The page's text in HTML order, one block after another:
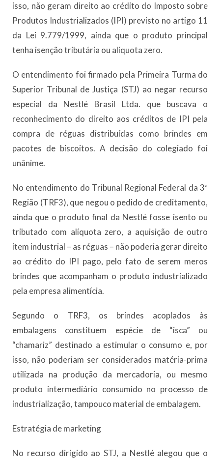
isso, não geram direito ao crédito do Imposto sobre
Produtos Industrializados (IPI) previsto no artigo 11
da Lei 9.779/1999, ainda que o produto principal
tenha isenção tributária ou alíquota zero.
O entendimento foi firmado pela Primeira Turma do
Superior Tribunal de Justiça (STJ) ao negar recurso
especial da Nestlé Brasil Ltda. que buscava o
reconhecimento do direito aos créditos de IPI pela
compra de réguas distribuídas como brindes em
pacotes de biscoitos. A decisão do colegiado foi
unânime.
No entendimento do Tribunal Regional Federal da 3ª
Região (TRF3), que negou o pedido de creditamento,
ainda que o produto final da Nestlé fosse isento ou
tributado com alíquota zero, a aquisição de outro
item industrial – as réguas – não poderia gerar direito
ao crédito do IPI pago, pelo fato de serem meros
brindes que acompanham o produto industrializado
pela empresa alimentícia.
Segundo o TRF3, os brindes acoplados às
embalagens constituem espécie de “isca” ou
“chamariz” destinado a estimular o consumo e, por
isso, não poderiam ser considerados matéria-prima
utilizada na produção da mercadoria, ou mesmo
produto intermediário consumido no processo de
industrialização, tampouco material de embalagem.
Estratégia de m​​arketing
No recurso dirigido ao STJ, a Nestlé alegou que o